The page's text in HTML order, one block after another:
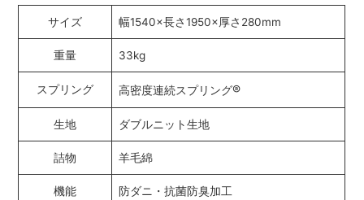
サイズ 幅1540×長さ1950×厚さ280mm
重量 33kg
スプリング 高密度連続スプリング®
生地 ダブルニット生地
詰物 羊毛綿
機能 防ダニ・抗菌防臭加工